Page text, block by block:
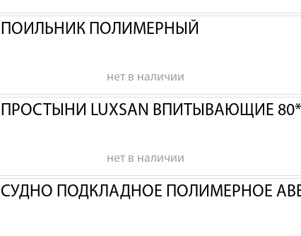
ПОИЛЬНИК ПОЛИМЕРНЫЙ
нет в наличии
ПРОСТЫНИ LUXSAN ВПИТЫВАЮЩИЕ
нет в наличии
СУДНО ПОДКЛАДНОЕ ПОЛИМЕРНОЕ